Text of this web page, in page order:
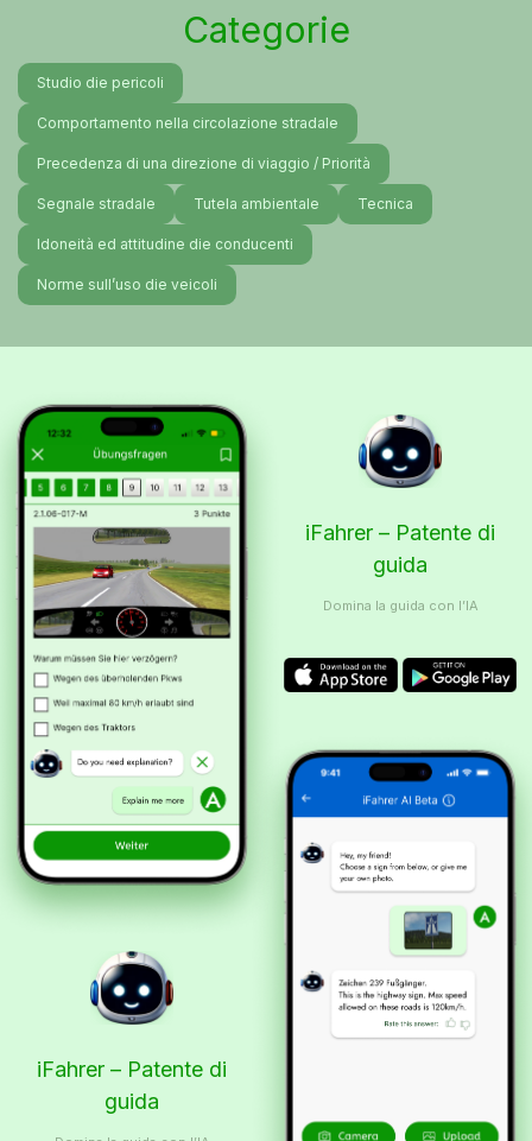
Categorie
Studio die pericoli
Comportamento nella circolazione stradale
Precedenza di una direzione di viaggio / Priorità
Segnale stradale Tutela ambientale Tecnica
Idoneità ed attitudine die conducenti
Norme sull’uso die veicoli
iFahrer – Patente di
guida
iFahrer – Patente di
guida
Domina la guida con l’IA